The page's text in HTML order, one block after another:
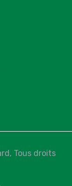
Tous droits